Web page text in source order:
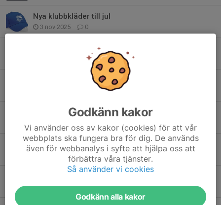
Nya klubbkläder till jul
3 nov 2025 0
Fritidskortet klart för Värnamo Tennisklubb!!!
0
ITF M25 har startat!
Singelfinaler ITF J100
28 maj 2025 0
27 maj 2025 0
Godkänn kakor
Vi använder oss av kakor (cookies) för att vår
webbplats ska fungera bra för dig. De används
även för webbanalys i syfte att hjälpa oss att
förbättra våra tjänster.
Så använder vi cookies
Godkänn alla kakor